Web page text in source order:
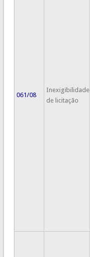
061/08
Inexigibilidade
de licitação